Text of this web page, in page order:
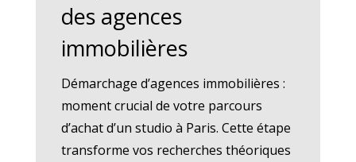
des agences
immobilières
Démarchage d’agences immobilières :
moment crucial de votre parcours
d’achat d’un studio à Paris. Cette étape
transforme vos recherches théoriques